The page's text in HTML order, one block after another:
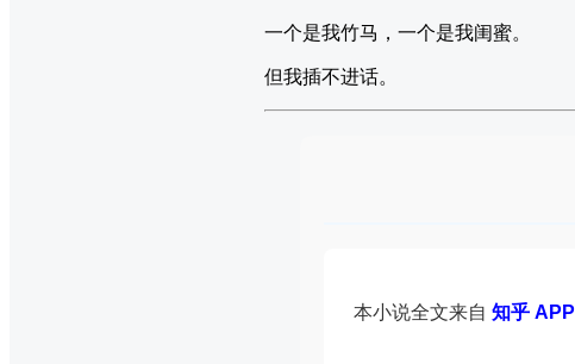
一个是我竹马，一个是我闺蜜。
但我插不进话。
本小说全文来自 知乎 APP